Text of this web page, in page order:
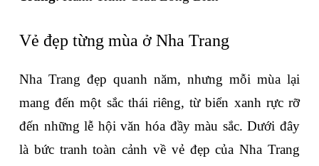
Vẻ đẹp từng mùa ở Nha Trang
Nha Trang đẹp quanh năm, nhưng mỗi mùa lại
mang đến một sắc thái riêng, từ biển xanh rực rỡ
đến những lễ hội văn hóa đầy màu sắc. Dưới đây
là bức tranh toàn cảnh về vẻ đẹp của Nha Trang